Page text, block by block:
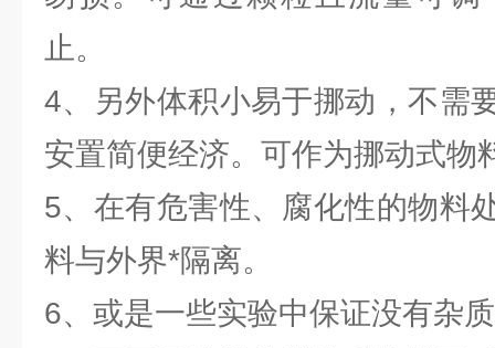
止。
4、另外体积小易于挪动，不需
安置简便经济。可作为挪动式物
5、在有危害性、腐化性的物料
料与外界*隔离。
6、或是一些实验中保证没有杂